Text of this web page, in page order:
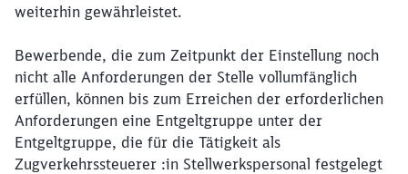
weiterhin gewährleistet.
Bewerbende, die zum Zeitpunkt der Einstellung noch
nicht alle Anforderungen der Stelle vollumfänglich
erfüllen, können bis zum Erreichen der erforderlichen
Anforderungen eine Entgeltgruppe unter der
Entgeltgruppe, die für die Tätigkeit als
Zugverkehrssteuerer :in Stellwerkspersonal festgelegt